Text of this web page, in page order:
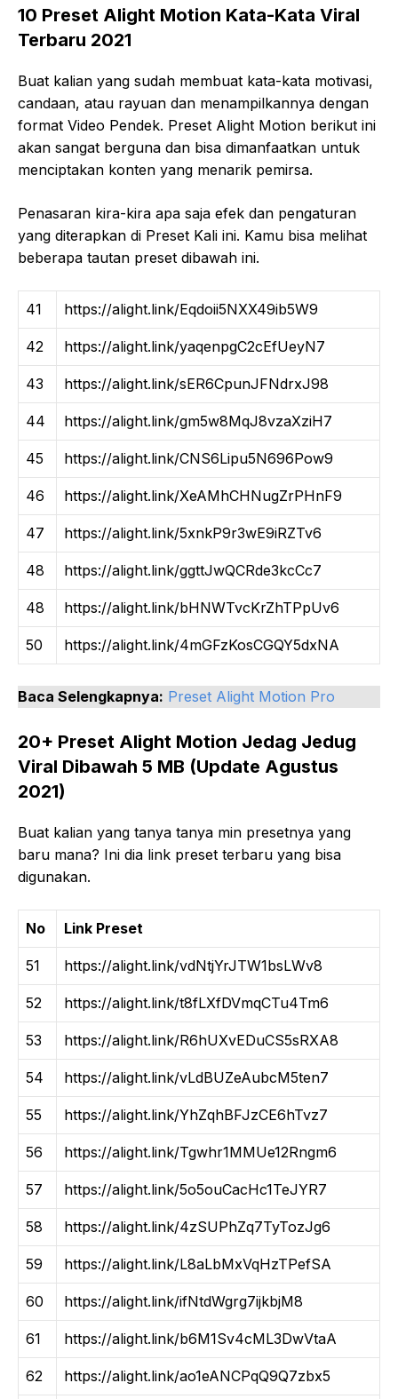
10 Preset Alight Motion Kata-Kata Viral
Terbaru 2021
Buat kalian yang sudah membuat kata-kata motivasi,
candaan, atau rayuan dan menampilkannya dengan
format Video Pendek. Preset Alight Motion berikut ini
akan sangat berguna dan bisa dimanfaatkan untuk
menciptakan konten yang menarik pemirsa.
Penasaran kira-kira apa saja efek dan pengaturan
yang diterapkan di Preset Kali ini. Kamu bisa melihat
beberapa tautan preset dibawah ini.
41 https://alight.link/Eqdoii5NXX49ib5W9
42 https://alight.link/yaqenpgC2cEfUeyN7
43 https://alight.link/sER6CpunJFNdrxJ98
44 https://alight.link/gm5w8MqJ8vzaXziH7
45 https://alight.link/CNS6Lipu5N696Pow9
46 https://alight.link/XeAMhCHNugZrPHnF9
47 https://alight.link/5xnkP9r3wE9iRZTv6
48 https://alight.link/ggttJwQCRde3kcCc7
48 https://alight.link/bHNWTvcKrZhTPpUv6
50 https://alight.link/4mGFzKosCGQY5dxNA
Baca Selengkapnya: Preset Alight Motion Pro
20+ Preset Alight Motion Jedag Jedug
Viral Dibawah 5 MB (Update Agustus
2021)
Buat kalian yang tanya tanya min presetnya yang
baru mana? Ini dia link preset terbaru yang bisa
digunakan.
No Link Preset
51 https://alight.link/vdNtjYrJTW1bsLWv8
52 https://alight.link/t8fLXfDVmqCTu4Tm6
53 https://alight.link/R6hUXvEDuCS5sRXA8
54 https://alight.link/vLdBUZeAubcM5ten7
55 https://alight.link/YhZqhBFJzCE6hTvz7
56 https://alight.link/Tgwhr1MMUe12Rngm6
57 https://alight.link/5o5ouCacHc1TeJYR7
58 https://alight.link/4zSUPhZq7TyTozJg6
59 https://alight.link/L8aLbMxVqHzTPefSA
60 https://alight.link/ifNtdWgrg7ijkbjM8
61 https://alight.link/b6M1Sv4cML3DwVtaA
62 https://alight.link/ao1eANCPqQ9Q7zbx5